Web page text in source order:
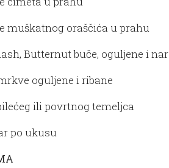
muškatnog oraščića u prahu
Butternut buče, oguljene i
oguljene i ribane
ili povrtnog temeljca
po ukusu